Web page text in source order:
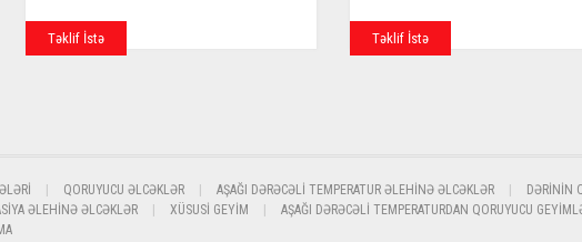
Təklif İstə Təklif İstə
QORUYUCU ƏLCƏKLƏR AŞAĞI DƏRƏCƏLI TEMPERATUR ƏLEHINƏ ƏLCƏKLƏR
DƏRININ
ƏLEHINƏ ƏLCƏKLƏR XÜSUSI GEYIM
AŞAĞI DƏRƏCƏLI TEMPERATURDAN QORUYUCU